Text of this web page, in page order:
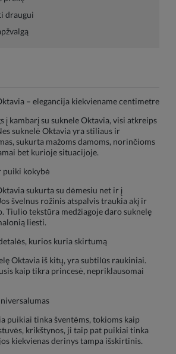
draugui
– elegancija kiekviename centimetre
į kambarį su suknele Oktavia, visi atkreips
suknelė Oktavia yra stiliaus ir
sukurta mažoms damoms, norinčioms
bet kurioje situacijoje.
puiki kokybė
sukurta su dėmesiu net ir į
švelnus rožinis atspalvis traukia akį ir
Tiulio tekstūra medžiagoje daro suknelę
liesti.
kurios kuria skirtumą
Oktavia iš kitų, yra subtilūs raukiniai.
kaip tikra princesė, nepriklausomai
puikiai tinka šventėms, tokioms kaip
krikštynos, ji taip pat puikiai tinka
kiekvienas derinys tampa išskirtinis.